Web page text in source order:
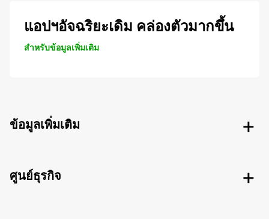
แอปฯอัจฉริยะเดิม คล่องตัวมากขึ้น
สำหรับข้อมูลเพิ่มเติม
ข้อมูลเพิ่มเติม
ศูนย์ธุรกิจ